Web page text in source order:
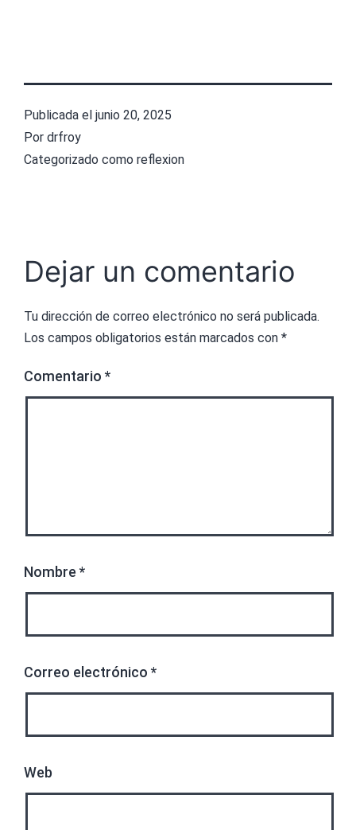
Publicada el junio 20, 2025
Por drfroy
Categorizado como reflexion
Dejar un comentario
Tu dirección de correo electrónico no será publicada.
Los campos obligatorios están marcados con *
Comentario *
Nombre *
Correo electrónico *
Web